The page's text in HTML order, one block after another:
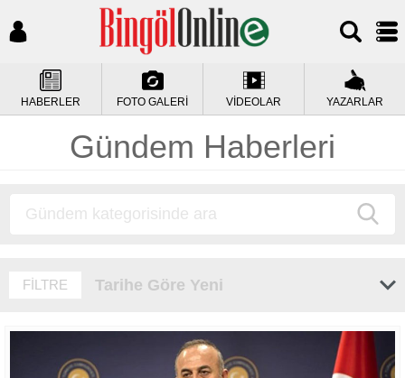
HABERLER FOTO GALERİ VİDEOLAR YAZARLAR
Gündem Haberleri
FİLTRE Tarihe Göre Yeni